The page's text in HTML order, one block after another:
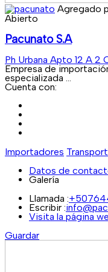
Agregado
Abierto
Pacunato S.A
Ph Urbana Apto 12 A 2
Empresa de
especializada ...
Cuenta con:
Importadores
Datos de
Galería
Llamada :
Escribir :
Visita la página
Guardar